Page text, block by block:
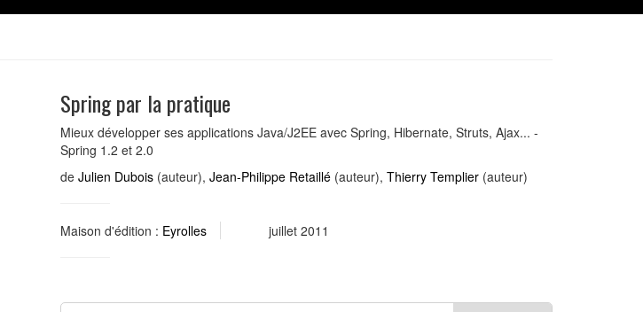
Spring par la pratique
Mieux développer ses applications Java/J2EE avec Spring, Hibernate, Struts, Ajax... -
Spring 1.2 et 2.0
de Julien Dubois (auteur), Jean-Philippe Retaillé (auteur), Thierry Templier (auteur)
Maison d'édition : Eyrolles juillet 2011